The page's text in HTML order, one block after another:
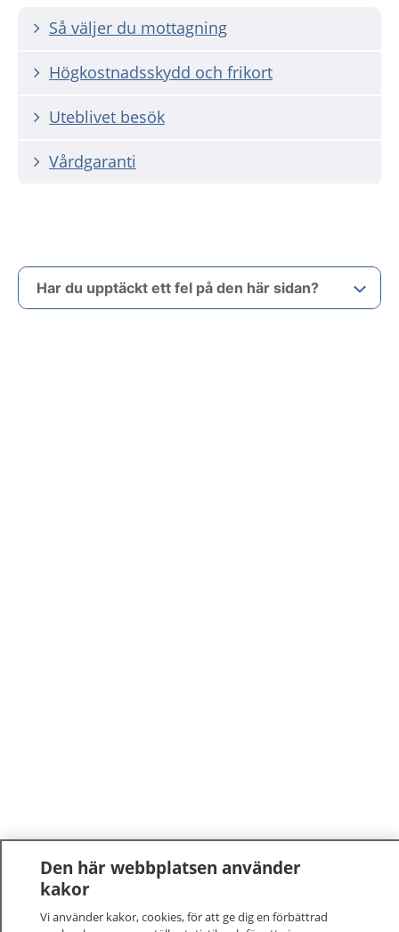
Så väljer du mottagning
Högkostnadsskydd och frikort
Uteblivet besök
Vårdgaranti
Har du upptäckt ett fel på den här sidan?
Den här webbplatsen använder
kakor
Vi använder kakor, cookies, för att ge dig en förbättrad